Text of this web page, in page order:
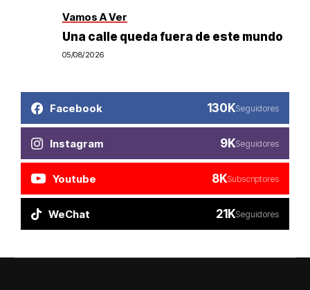
Vamos A Ver
Una calle queda fuera de este mundo
05/08/2026
Facebook 130KSeguidores
Instagram 9KSeguidores
Youtube 8KSubscriptores
WeChat 21KSeguidores